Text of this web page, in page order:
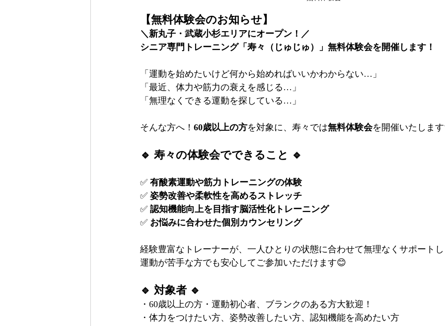
【無料体験会のお知らせ】
＼新丸子・武蔵小杉エリアにオープン！／
シニア専門トレーニング「寿々（じゅじゅ）」無料体験会を開催します！
「運動を始めたいけど何から始めればいいかわからない…」
「最近、体力や筋力の衰えを感じる…」
「無理なくできる運動を探している…」
そんな方へ！ 60歳以上の方を対象に、寿々では無料体験会を開催いたします
🔹 寿々の体験会でできること 🔹
✅ 有酸素運動や筋力トレーニングの体験
✅ 姿勢改善や柔軟性を高めるストレッチ
✅ 認知機能向上を目指す脳活性化トレーニング
✅ お悩みに合わせた個別カウンセリング
経験豊富なトレーナーが、一人ひとりの状態に合わせて無理なくサポート
運動が苦手な方でも安心してご参加いただけます😊
🔹 対象者 🔹
・60歳以上の方・運動初心者、ブランクのある方大歓迎！
・体力をつけたい方、姿勢改善したい方、認知機能を高めたい方